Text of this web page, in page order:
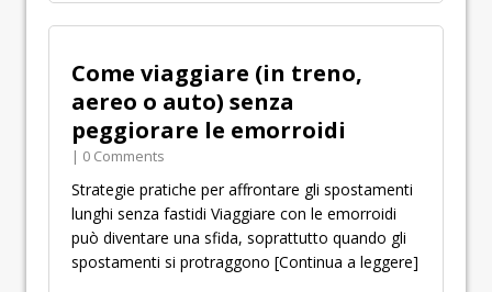
Come viaggiare (in treno,
aereo o auto) senza
peggiorare le emorroidi
| 0 Comments
Strategie pratiche per affrontare gli spostamenti
lunghi senza fastidi Viaggiare con le emorroidi
può diventare una sfida, soprattutto quando gli
spostamenti si protraggono [Continua a leggere]